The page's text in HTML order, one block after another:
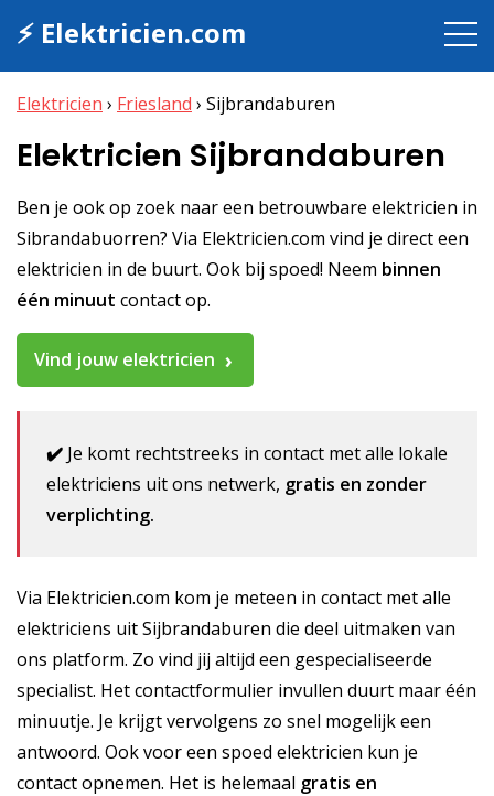
⚡ Elektricien.com
Elektricien › Friesland › Sijbrandaburen
Elektricien Sijbrandaburen
Ben je ook op zoek naar een betrouwbare elektricien in
Sibrandabuorren? Via Elektricien.com vind je direct een
elektricien in de buurt. Ook bij spoed! Neem binnen
één minuut contact op.
Vind jouw elektricien
✔️ Je komt rechtstreeks in contact met alle lokale
elektriciens uit ons netwerk, gratis en zonder
verplichting.
Via Elektricien.com kom je meteen in contact met alle
elektriciens uit Sijbrandaburen die deel uitmaken van
ons platform. Zo vind jij altijd een gespecialiseerde
specialist. Het contactformulier invullen duurt maar één
minuutje. Je krijgt vervolgens zo snel mogelijk een
antwoord. Ook voor een spoed elektricien kun je
contact opnemen. Het is helemaal gratis en